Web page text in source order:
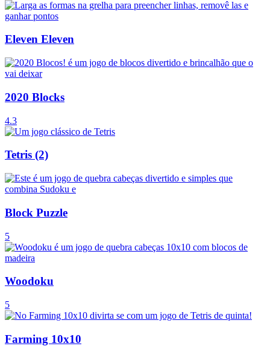
Eleven Eleven
2020 Blocks
4.3
Tetris (2)
Block Puzzle
5
Woodoku
5
Farming 10x10